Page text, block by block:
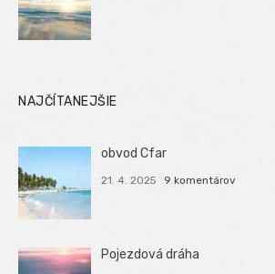
NAJČÍTANEJŠIE
obvod Cfar
21. 4. 2025 9 komentárov
Pojezdová dráha